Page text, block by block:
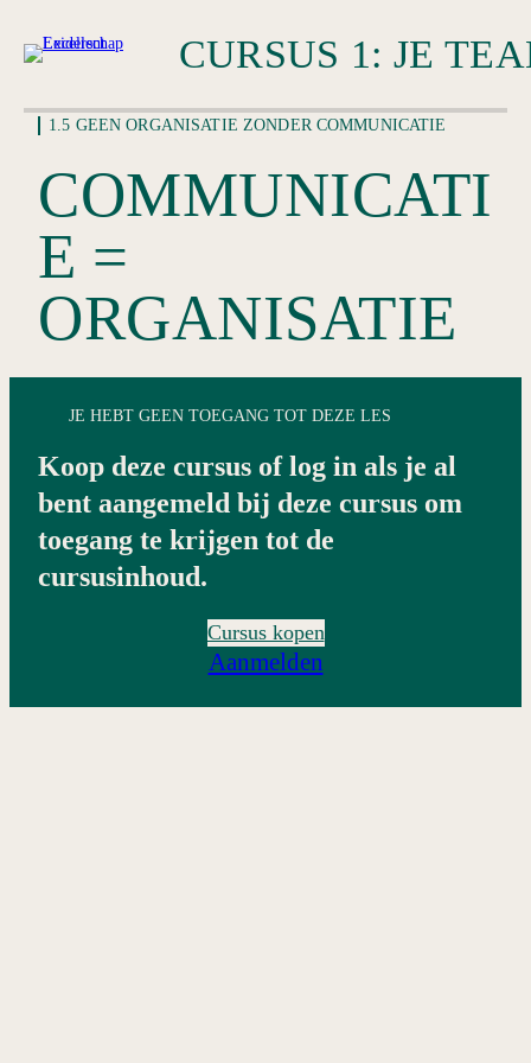
8 lessen
1.3 EMOTIES IN EEN
ZAKELIJKE OMGEVING
7 lessen
1.4 STRESS
8 lessen
Lees paragraaf 1.5
Communicatie = organisatie
Corporate Social Responsibility
Evaluatie van module 1.5 en deze eerste cursus
1.5 GEEN ORGANISATIE ZONDER COMMUNICATIE
COMMUNICATI
E =
ORGANISATIE
JE HEBT GEEN TOEGANG TOT DEZE LES
Koop deze cursus of log in als je al
bent aangemeld bij deze cursus om
toegang te krijgen tot de
cursusinhoud.
Cursus kopen
Aanmelden